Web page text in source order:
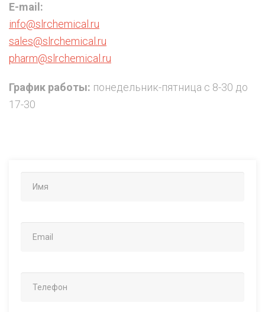
E-mail:
info@slrchemical.ru
sales@slrchemical.ru
pharm@slrchemical.ru
График работы: понедельник-пятница с 8-30 до
17-30